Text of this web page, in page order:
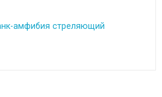
амфибия стреляющий